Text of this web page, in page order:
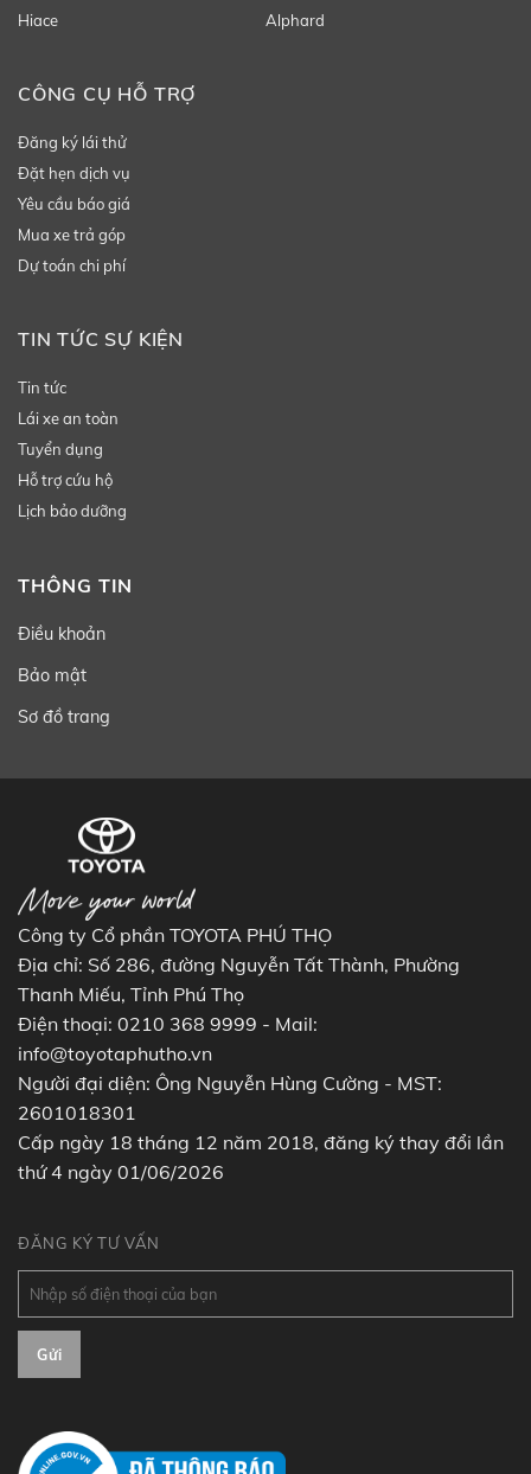
Hiace
Alphard
CÔNG CỤ HỖ TRỢ
Đăng ký lái thử
Đặt hẹn dịch vụ
Yêu cầu báo giá
Mua xe trả góp
Dự toán chi phí
TIN TỨC SỰ KIỆN
Tin tức
Lái xe an toàn
Tuyển dụng
Hỗ trợ cứu hộ
Lịch bảo dưỡng
THÔNG TIN
Điều khoản
Bảo mật
Sơ đồ trang
Công ty Cổ phần TOYOTA PHÚ THỌ
Địa chỉ: Số 286, đường Nguyễn Tất Thành, Phường
Thanh Miếu, Tỉnh Phú Thọ
Điện thoại: 0210 368 9999 - Mail:
info@toyotaphutho.vn
Người đại diện: Ông Nguyễn Hùng Cường - MST:
2601018301
Cấp ngày 18 tháng 12 năm 2018, đăng ký thay đổi lần
thứ 4 ngày 01/06/2026
ĐĂNG KÝ TƯ VẤN